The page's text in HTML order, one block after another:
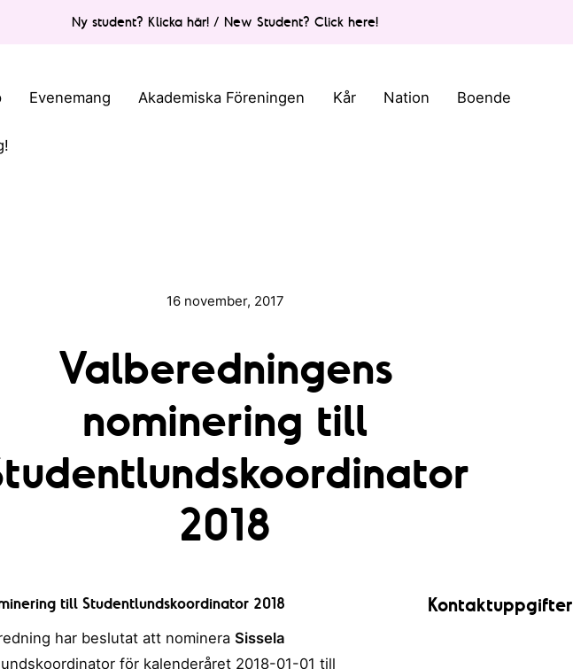
Ny student? Klicka här! / New Student? Click here!
Evenemang Akademiska Föreningen Kår Nation Boende
16 november, 2017
Valberedningens
nominering till
2018
till Studentlundskoordinator 2018
har beslutat att nominera Sissela
för kalenderåret 2018-01-01 till
Kontaktuppgifter